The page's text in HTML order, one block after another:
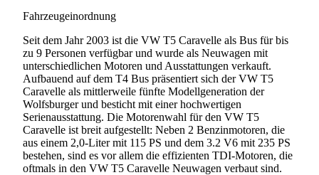
Fahrzeugeinordnung
Seit dem Jahr 2003 ist die VW T5 Caravelle als Bus für bis
zu 9 Personen verfügbar und wurde als Neuwagen mit
unterschiedlichen Motoren und Ausstattungen verkauft.
Aufbauend auf dem T4 Bus präsentiert sich der VW T5
Caravelle als mittlerweile fünfte Modellgeneration der
Wolfsburger und besticht mit einer hochwertigen
Serienausstattung. Die Motorenwahl für den VW T5
Caravelle ist breit aufgestellt: Neben 2 Benzinmotoren, die
aus einem 2,0-Liter mit 115 PS und dem 3.2 V6 mit 235 PS
bestehen, sind es vor allem die effizienten TDI-Motoren, die
oftmals in den VW T5 Caravelle Neuwagen verbaut sind.